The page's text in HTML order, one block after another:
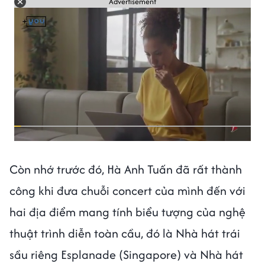
Còn nhớ trước đó, Hà Anh Tuấn đã rất thành
công khi đưa chuỗi concert của mình đến với
hai địa điểm mang tính biểu tượng của nghệ
thuật trình diễn toàn cầu, đó là Nhà hát trái
sầu riêng Esplanade (Singapore) và Nhà hát